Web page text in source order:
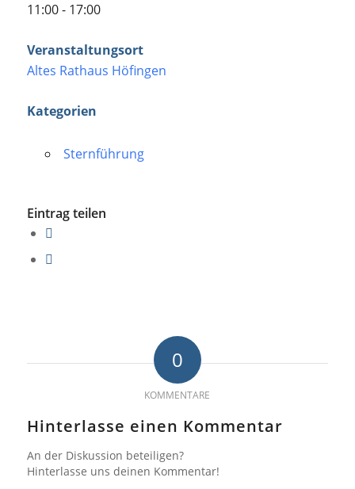
11:00 - 17:00
Veranstaltungsort
Altes Rathaus Höfingen
Kategorien
Sternführung
Eintrag teilen
0
KOMMENTARE
Hinterlasse einen Kommentar
An der Diskussion beteiligen?
Hinterlasse uns deinen Kommentar!